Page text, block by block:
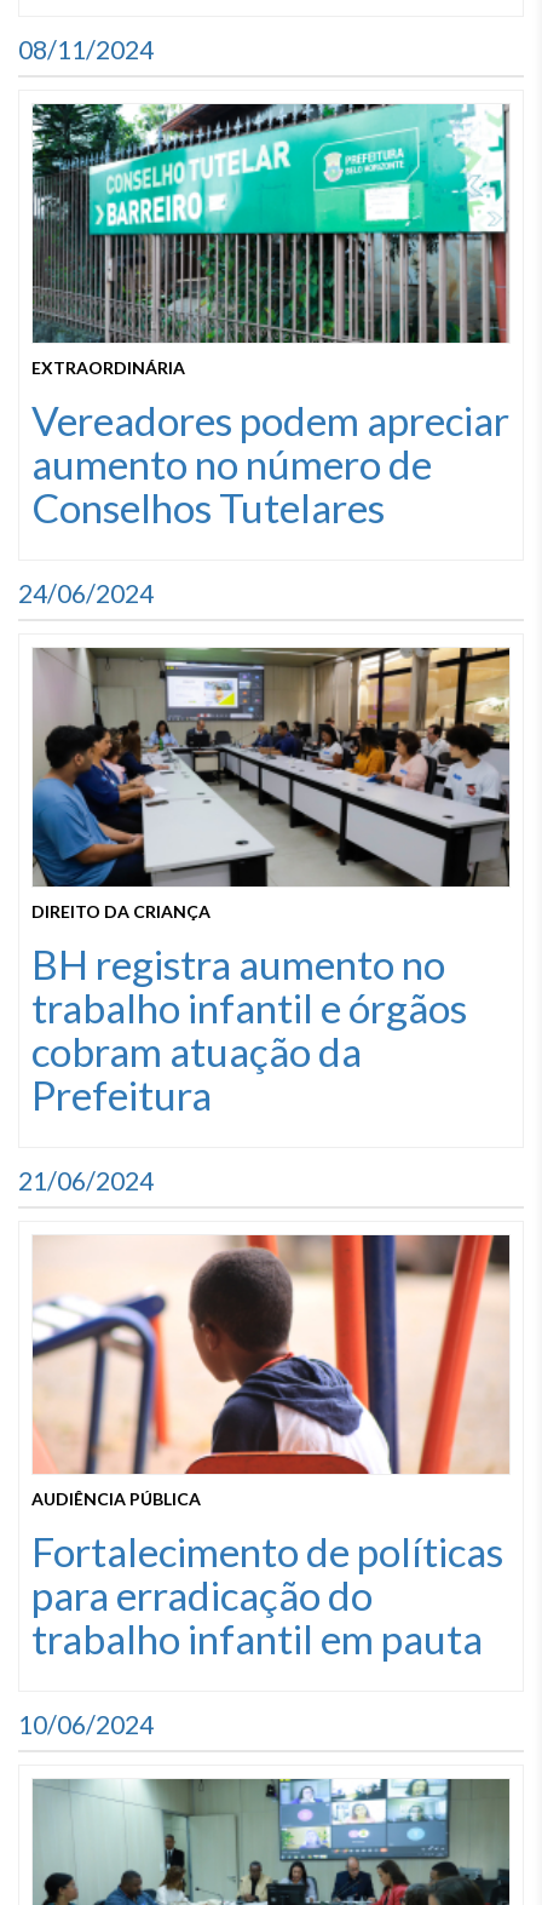
08/11/2024
EXTRAORDINÁRIA
Vereadores podem apreciar
aumento no número de
Conselhos Tutelares
24/06/2024
DIREITO DA CRIANÇA
BH registra aumento no
trabalho infantil e órgãos
cobram atuação da
Prefeitura
21/06/2024
AUDIÊNCIA PÚBLICA
Fortalecimento de políticas
para erradicação do
trabalho infantil em pauta
10/06/2024